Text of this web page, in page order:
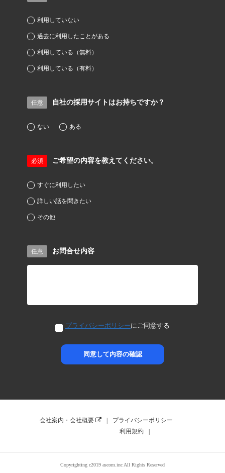
利用していない
過去に利用したことがある
利用している（無料）
利用している（有料）
任意 自社の採用サイトはお持ちですか？
ない ある
必須 ご希望の内容を教えてください。
すぐに利用したい
詳しい話を聞きたい
その他
任意 お問合せ内容
プライバシーポリシーにご同意する
同意して内容の確認
会社案内・会社概要
プライバシーポリシー
利用規約
Copyrighting c2019 ascom.inc All Rights Reserved